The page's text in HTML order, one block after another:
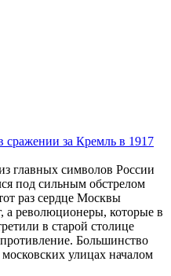
сражении за Кремль в 1917
главных символов России
под сильным обстрелом
раз сердце Москвы
а революционеры, которые в
в старой столице
Большинство
улицах началом